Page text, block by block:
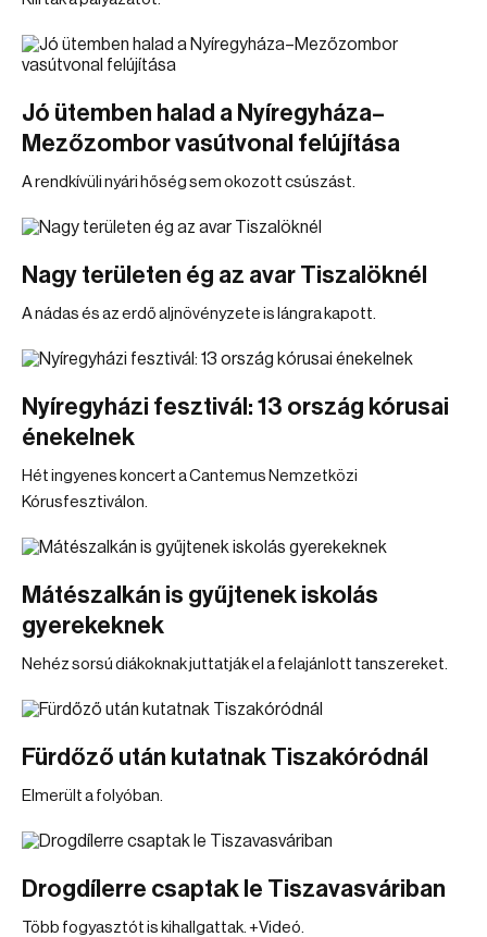
Jó ütemben halad a Nyíregyháza–
Mezőzombor vasútvonal felújítása
A rendkívüli nyári hőség sem okozott csúszást.
Nagy területen ég az avar Tiszalöknél
A nádas és az erdő aljnövényzete is lángra kapott.
Nyíregyházi fesztivál: 13 ország kórusai
énekelnek
Hét ingyenes koncert a Cantemus Nemzetközi
Kórusfesztiválon.
Mátészalkán is gyűjtenek iskolás
gyerekeknek
Nehéz sorsú diákoknak juttatják el a felajánlott tanszereket.
Fürdőző után kutatnak Tiszakóródnál
Elmerült a folyóban.
Drogdílerre csaptak le Tiszavasváriban
Több fogyasztót is kihallgattak. +Videó.